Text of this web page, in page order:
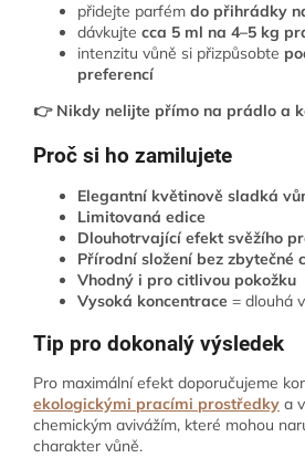
přidejte parfém do přihrádky
dávkujte cca 5 ml na 4–5 kg
intenzitu vůně si přizpůsobte
preferencí
👉 Nikdy nelijte přímo na prádlo a
Proč si ho zamilujete
Elegantní květinově sladká
Limitovaná edice
Dlouhotrvající efekt svěžího
Přírodní složení bez zbytečné
Vhodný i pro citlivou pokožku
Vysoká koncentrace = dlouhá
Tip pro dokonalý výsledek
Pro maximální efekt doporučujeme
ekologickými pracími prostředky a
chemickým avivážím, které mohou
charakter vůně.